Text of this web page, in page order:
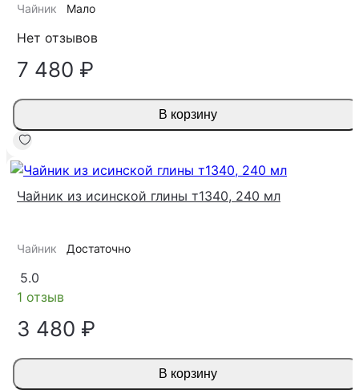
Чайник Мало
Нет отзывов
7 480 ₽
В корзину
Чайник из исинской глины т1340, 240 мл
Чайник Достаточно
5.0
1 отзыв
3 480 ₽
В корзину